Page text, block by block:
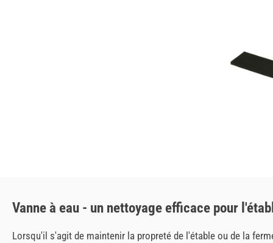
Vanne à eau - un nettoyage efficace pour
Lorsqu'il s'agit de maintenir la propreté de l'étable ou de la